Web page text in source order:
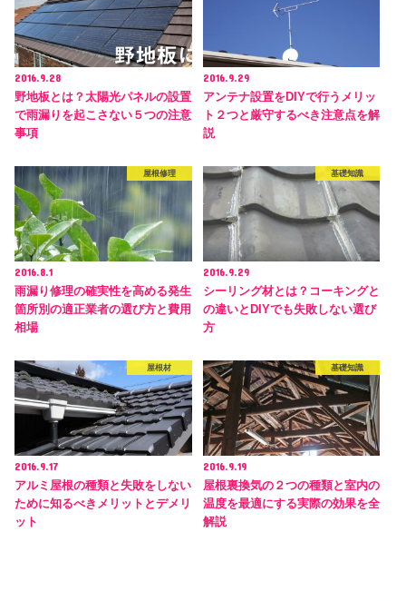
2016.9.28
野地板とは？太陽光パネルの設置
で雨漏りを起こさない５つの注意
事項
2016.9.29
アンテナ設置をDIYで行うメリッ
ト２つと厳守するべき注意点を解
説
屋根修理
2016.8.1
雨漏り修理の確実性を高める発生
箇所別の適正業者の選び方と費用
相場
基礎知識
2016.9.29
シーリング材とは？コーキングと
の違いとDIYでも失敗しない選び
方
屋根材
2016.9.17
アルミ屋根の種類と失敗をしない
ために知るべきメリットとデメリ
ット
基礎知識
2016.9.19
屋根裏換気の２つの種類と室内の
温度を最適にする実際の効果を全
解説